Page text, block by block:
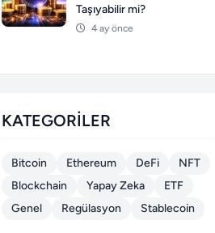
Taşıyabilir mi?
4 ay önce
KATEGORILER
Bitcoin Ethereum DeFi
NFT
Blockchain
Yapay Zeka
ETF
Genel
Regülasyon Stablecoin